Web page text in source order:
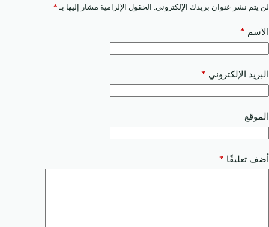
لن يتم نشر عنوان بريدك الإلكتروني. الحقول الإلزامية مشار إليها بـ *
الاسم *
البريد الإلكتروني *
الموقع
أضف تعليقًا *